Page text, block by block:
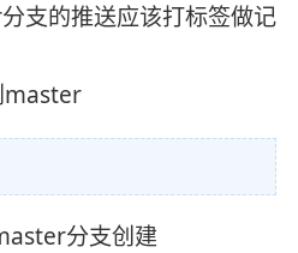
支的推送应该打标签做记
master
分支创建